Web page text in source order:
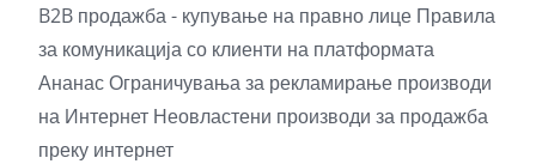
B2B продажба - купување на правно лице Правила
за комуникација со клиенти на платформата
АнанасОграничувања за рекламирање производи
на Интернет Неовластени производи за продажба
преку интернет